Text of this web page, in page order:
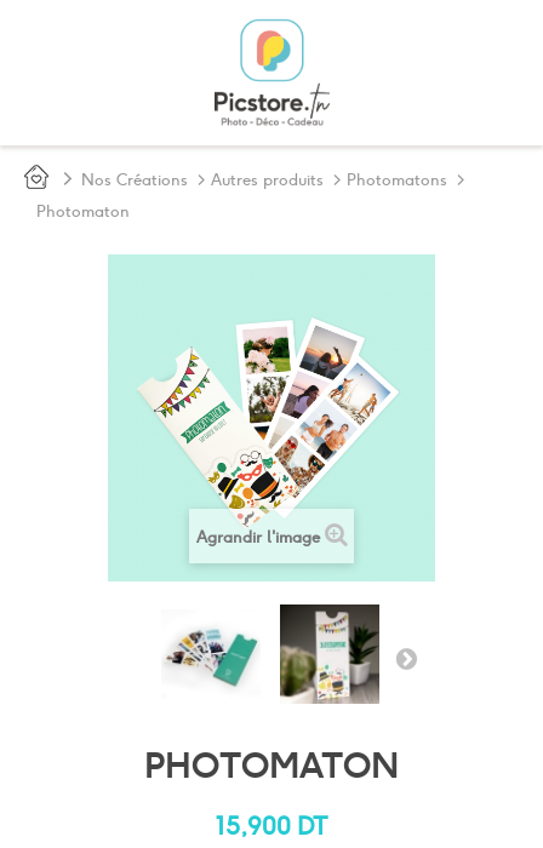
> Nos Créations > Autres produits > Photomatons >
Photomaton
Agrandir l'image
PHOTOMATON
15,900 DT